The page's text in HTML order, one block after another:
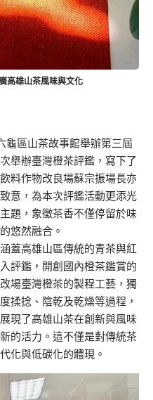
高雄山茶風味與文化
龜區山茶故事館舉辦第三屆
舉辦臺灣橙茶評鑑，寫下了
料作物改良場蘇宗振場長亦
意，為本次評鑑活動更添光
題，象徵茶香不僅停留於味
悠然融合。
蓋高雄山區傳統的青茶與紅
評鑑，開創國內橙茶鑑賞的
場臺灣橙茶的製程工藝，獨
揉捻、陰乾及乾燥等過程，
現了高雄山茶在創新與風味
的活力。這不僅是對傳統茶
化與低碳化的體現。